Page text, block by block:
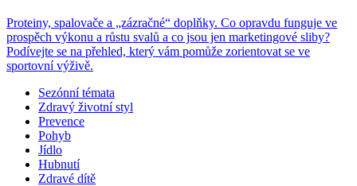
Proteiny, spalovače a „zázračné“ doplňky. Co opravdu funguje ve
prospěch výkonu a růstu svalů a co jsou jen marketingové sliby?
Podívejte se na přehled, který vám pomůže zorientovat se ve
sportovní výživě.
Sezónní témata
Zdravý životní styl
Prevence
Pohyb
Jídlo
Hubnutí
Zdravé dítě